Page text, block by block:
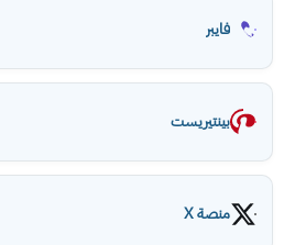
فايبر
بينتيريست
منصة X